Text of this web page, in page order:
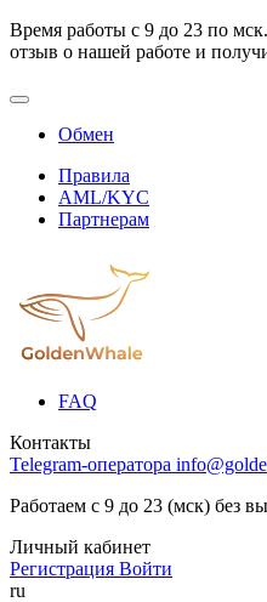
Время работы с 9 до 23 по
отзыв о нашей работе и
Обмен
Правила
AML/KYC
Партнерам
FAQ
Контакты
Telegram-оператора
Работаем с 9 до 23 (мск) без
Личный кабинет
Регистрация Войти
ru